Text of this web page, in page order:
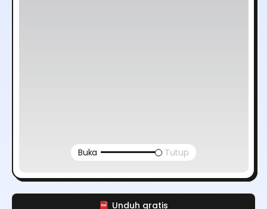
Unduh gratis
Buka Tutup